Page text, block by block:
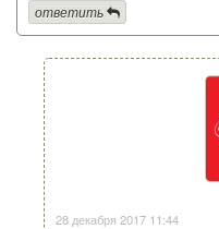
ответить
28 декабря 2017 11:44